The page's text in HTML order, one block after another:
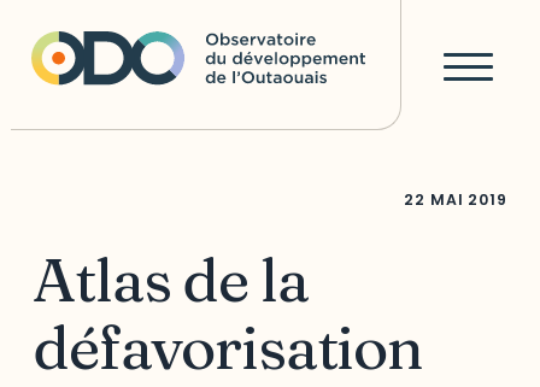
22 MAI 2019
Atlas de la
défavorisation